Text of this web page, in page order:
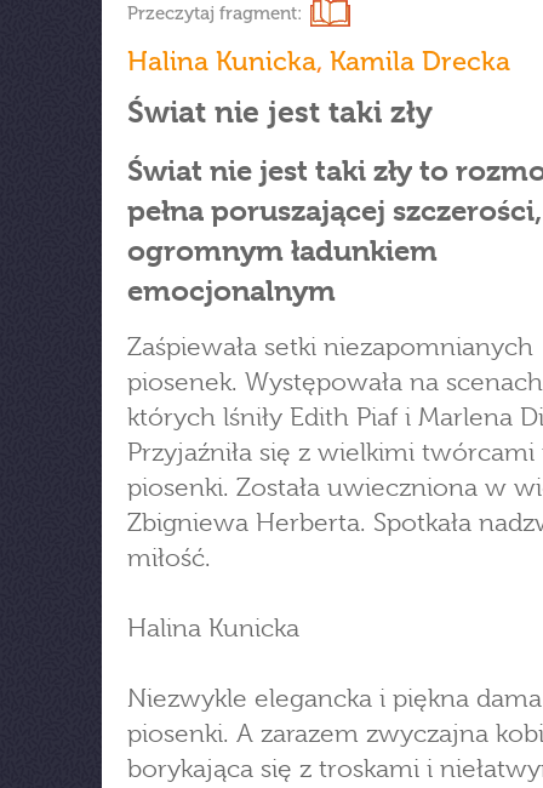
Przeczytaj fragment:
Halina Kunicka, Kamila Drecka
Świat nie jest taki zły
Świat nie jest taki zły to
pełna poruszającej
ogromnym ładunkiem
emocjonalnym
Zaśpiewała setki niezapomnianych
piosenek. Występowała na
których lśniły Edith Piaf i Marlena
Przyjaźniła się z wielkimi twórcami
piosenki. Została uwieczniona w
Zbigniewa Herberta. Spotkała
miłość.
Halina Kunicka
Niezwykle elegancka i piękna
piosenki. A zarazem zwyczajna
borykająca się z troskami i